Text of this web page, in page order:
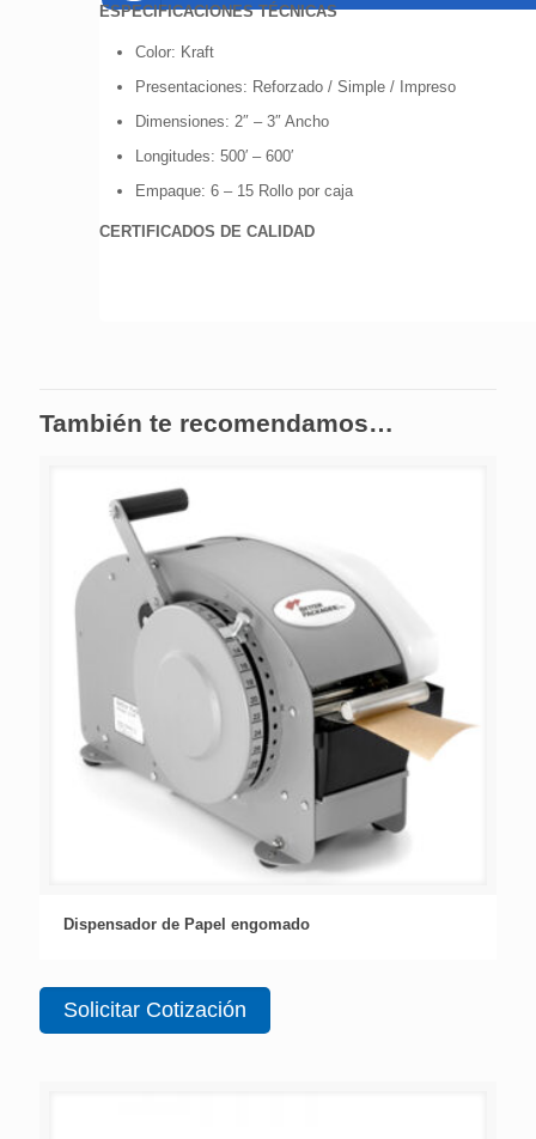
ESPECIFICACIONES TÉCNICAS
Color: Kraft
Presentaciones: Reforzado / Simple / Impreso
Dimensiones: 2″ – 3″ Ancho
Longitudes: 500′ – 600′
Empaque: 6 – 15 Rollo por caja
CERTIFICADOS DE CALIDAD
También te recomendamos…
Dispensador de Papel engomado
Solicitar Cotización